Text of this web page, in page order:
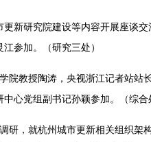
新研究院建设等内容开展座谈
参加。（研究三处）
教授陶涛，央视浙江记者站站
心党组副书记孙颖参加。（综合
，就杭州城市更新相关组织架